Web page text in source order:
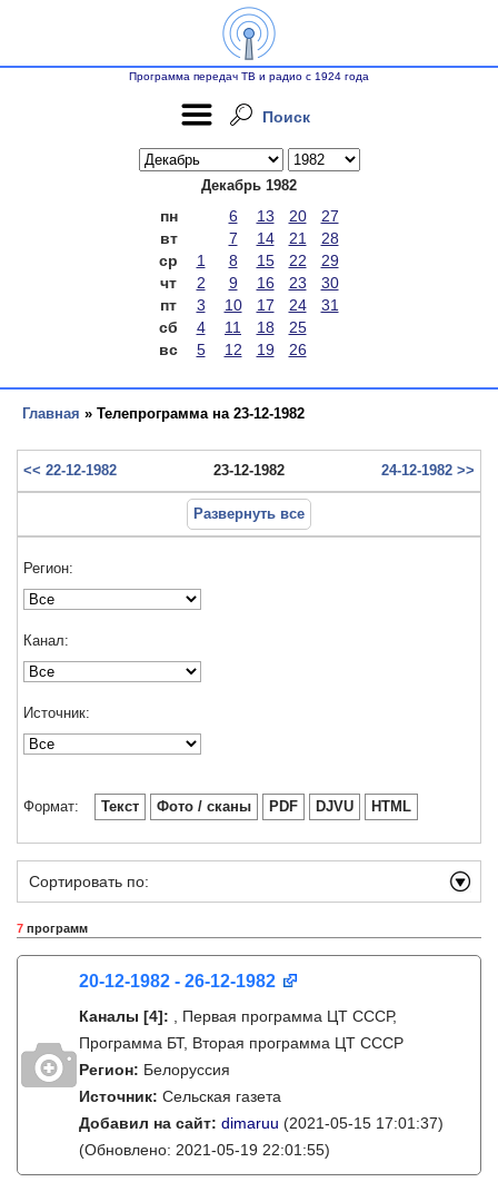
Программа передач ТВ и радио с 1924 года
Поиск
Декабрь 1982
пн 6 13 20
27
вт
7 14 21
28
ср
1 8 15 22
29
чт
2 9 16 23
30
пт
3 10 17 24
31
сб
4 11 18
25
вс
5 12 19 26
Главная » Телепрограмма на 23-12-1982
<< 22-12-1982 23-12-1982 24-12-1982 >>
Развернуть все
Регион:
Канал:
Источник:
Формат: Текст Фото / сканы PDF DJVU HTML
Сортировать по:
7 программ
20-12-1982 - 26-12-1982
Каналы [4]:
, Первая программа ЦТ СССР,
Программа БТ, Вторая программа ЦТ СССР
Регион: Белоруссия
Источник: Сельская газета
Добавил на сайт: dimaruu (2021-05-15 17:01:37)
(Обновлено: 2021-05-19 22:01:55)